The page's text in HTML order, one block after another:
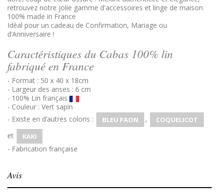
retrouvez notre jolie gamme d'accessoires et linge de maison
100% made in France
Idéal pour un cadeau de Confirmation, Mariage ou
d’Anniversaire !
Caractéristiques du Cabas 100% lin
fabriqué en France
- Format : 50 x 40 x 18cm
- Largeur des anses : 6 cm
- 100% Lin français
- Couleur : Vert sapin
- Existe en d’autres coloris :
BLEU PAON , COQUELICOT
et KAKI
- Fabrication française
Avis